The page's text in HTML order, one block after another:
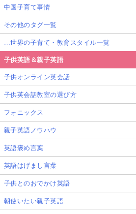
中国子育て事情
その他のタグ一覧
…世界の子育て・教育スタイル一覧
子供英語＆親子英語
子供オンライン英会話
子供英会話教室の選び方
フォニックス
親子英語ノウハウ
英語褒め言葉
英語はげまし言葉
子供とのおでかけ英語
朝使いたい親子英語